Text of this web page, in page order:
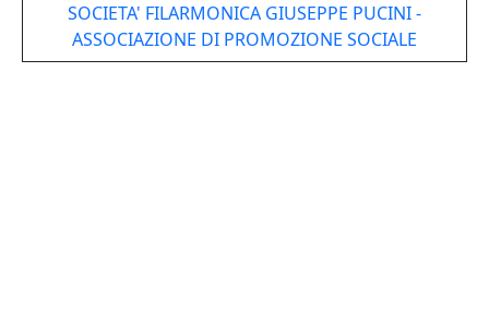
SOCIETA' FILARMONICA GIUSEPPE PUCINI -
ASSOCIAZIONE DI PROMOZIONE SOCIALE